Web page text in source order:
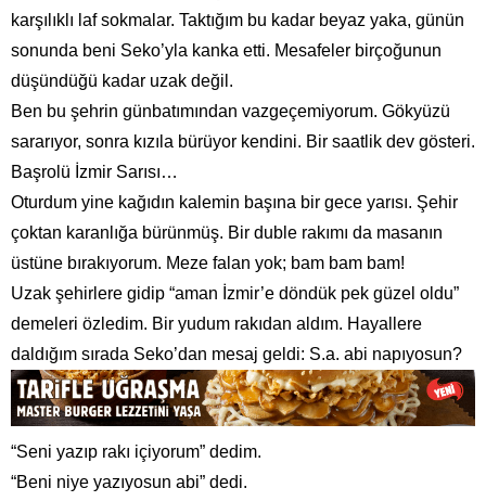
karşılıklı laf sokmalar. Taktığım bu kadar beyaz yaka, günün
sonunda beni Seko’yla kanka etti. Mesafeler birçoğunun
düşündüğü kadar uzak değil.
Ben bu şehrin günbatımından vazgeçemiyorum. Gökyüzü
sararıyor, sonra kızıla bürüyor kendini. Bir saatlik dev gösteri.
Başrolü İzmir Sarısı…
Oturdum yine kağıdın kalemin başına bir gece yarısı. Şehir
çoktan karanlığa bürünmüş. Bir duble rakımı da masanın
üstüne bırakıyorum. Meze falan yok; bam bam bam!
Uzak şehirlere gidip “aman İzmir’e döndük pek güzel oldu”
demeleri özledim. Bir yudum rakıdan aldım. Hayallere
daldığım sırada Seko’dan mesaj geldi: S.a. abi napıyosun?
“Seni yazıp rakı içiyorum” dedim.
“Beni niye yazıyosun abi” dedi.